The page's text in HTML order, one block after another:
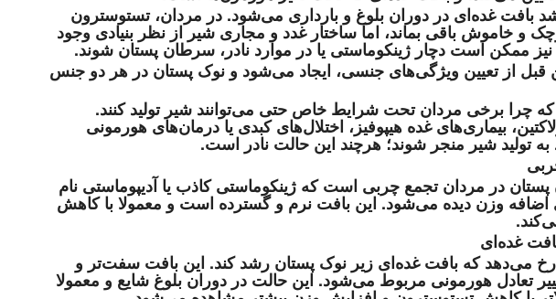
بافت غده‌ای در دوران بلوغ و بارداری می‌شود. در مردان، تستوسترون
و خاموش باقی بماند، اما ساختار غدد و مجاری شیر از نظر بنیادی وجود
نیز ممکن است دچار ژینکوماستی یا در موارد نادر، سرطان پستان شوند.
قبل از تعیین ویژگی‌های جنسی، ایجاد می‌شود و نوک پستان در هر دو جنس
چرا برخی مردان تحت شرایط خاص حتی می‌توانند شیر تولید کنند.
بیماری‌های غده هیپوفیز، اختلال‌های کبدی یا درمان‌های هورمونی
تولید شیر منجر شوند؛ هرچند این حالت نادر است.
در مردان تجمع چربی است که ژینکوماستی کاذب یا آدیپوماستی نام
اضافه وزن دیده می‌شود. این بافت نرم و گسترده است و معمولا با کاهش
غده‌ای
می‌دهد که بافت غده‌ای زیر نوک پستان رشد کند. این بافت سفت‌تر و
تعادل هورمونی مربوط می‌شود. این حالت در دوران بلوغ شایع و معمولا